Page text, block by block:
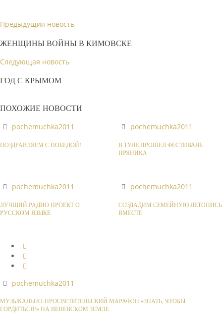
Предыдущия новость
ЖЕНЩИНЫ ВОЙНЫ В КИМОВСКЕ
Следующая новость
ГОД С КРЫМОМ
ПОХОЖИЕ НОВОСТИ
pochemuchka2011
ПОЗДРАВЛЯЕМ С ПОБЕДОЙ!
pochemuchka2011
В ТУЛЕ ПРОШЕЛ ФЕСТИВАЛЬ
ПРЯНИКА
pochemuchka2011
ЛУЧШИЙ РАДИО ПРОЕКТ О
РУССКОМ ЯЗЫКЕ
pochemuchka2011
СОЗДАДИМ СЕМЕЙНУЮ ЛЕТОПИСЬ
ВМЕСТЕ
pochemuchka2011
МУЗЫКАЛЬНО-ПРОСВЕТИТЕЛЬСКИЙ МАРАФОН «ЗНАТЬ, ЧТОБЫ
ГОРДИТЬСЯ!» НА ВЕНЕВСКОМ ЗЕМЛЕ